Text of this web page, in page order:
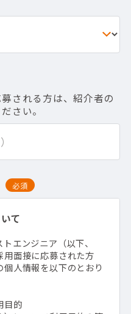
される方は、紹介者の
さい。
必須
て
エンジニア（以下、
用面接に応募された方
個人情報を以下のとおり
目的